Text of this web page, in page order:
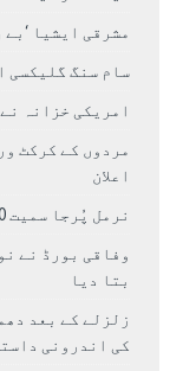
مشرقی ایشیا
سام سنگ گلیکسی ایس 27 الٹرا سے ایک کیمرا
امریکی خزانہ
اعلان
نرمل پُرجا سمیت 10 کوہ پیما براڈ پیک پر لاپتہ
وفاقی بورڈ نے
بتا دیا
زلزلے کے بعد
کی اندرونی